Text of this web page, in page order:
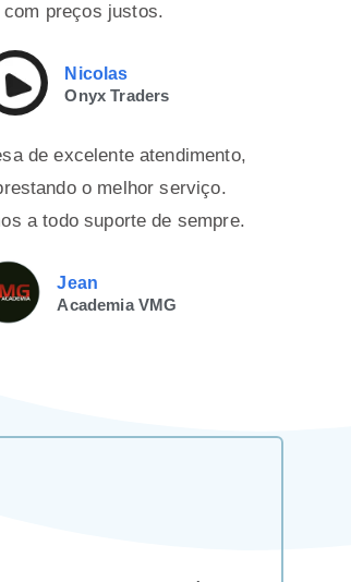
com preços justos.
Nicolas
Onyx Traders
de excelente atendimento,
o melhor serviço.
a todo suporte de sempre.
Jean
Academia VMG